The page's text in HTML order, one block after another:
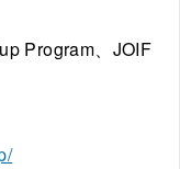
Program、JOIF